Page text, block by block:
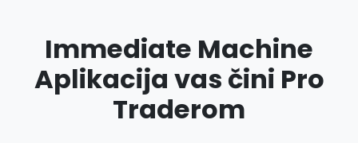
Immediate Machine
Aplikacija vas čini Pro
Traderom